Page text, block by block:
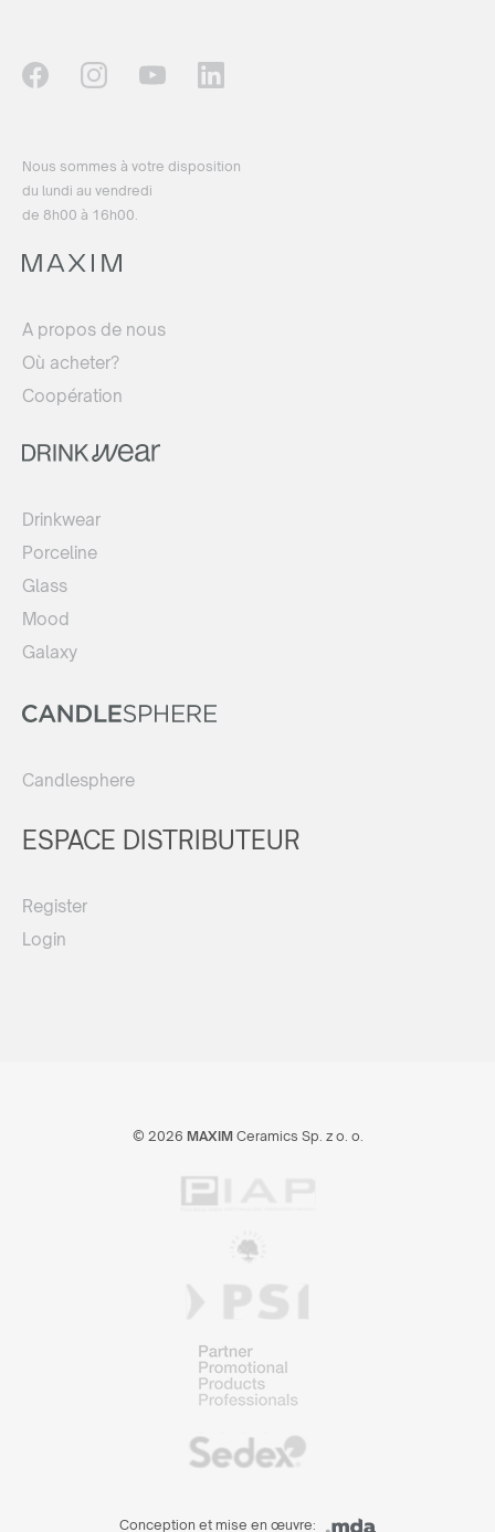
Nous sommes à votre disposition
du lundi au vendredi
de 8h00 à 16h00.
A propos de nous
Où acheter?
Coopération
Drinkwear
Porceline
Glass
Mood
Galaxy
Candlesphere
ESPACE DISTRIBUTEUR
Register
Login
© 2026 MAXIMCeramics Sp. z o. o.
Conception et mise en œuvre: